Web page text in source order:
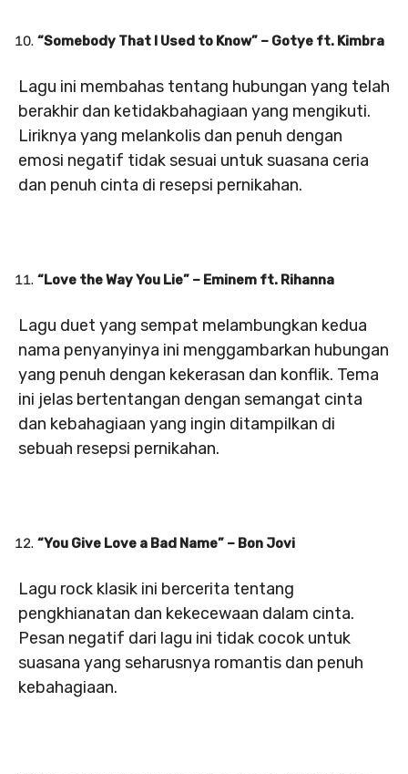
“Somebody That I Used to Know” – Gotye ft. Kimbra
Lagu ini membahas tentang hubungan yang telah
berakhir dan ketidakbahagiaan yang mengikuti.
Liriknya yang melankolis dan penuh dengan
emosi negatif tidak sesuai untuk suasana ceria
dan penuh cinta di resepsi pernikahan.
“Love the Way You Lie” – Eminem ft. Rihanna
Lagu duet yang sempat melambungkan kedua
nama penyanyinya ini menggambarkan hubungan
yang penuh dengan kekerasan dan konflik. Tema
ini jelas bertentangan dengan semangat cinta
dan kebahagiaan yang ingin ditampilkan di
sebuah resepsi pernikahan.
“You Give Love a Bad Name” – Bon Jovi
Lagu rock klasik ini bercerita tentang
pengkhianatan dan kekecewaan dalam cinta.
Pesan negatif dari lagu ini tidak cocok untuk
suasana yang seharusnya romantis dan penuh
kebahagiaan.